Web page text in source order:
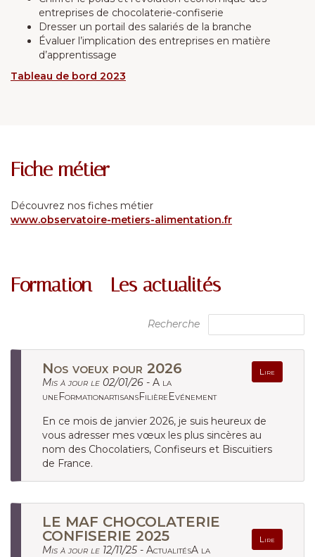
entreprises de chocolaterie-confiserie
Dresser un portail des salariés de la branche
Évaluer l’implication des entreprises en matière
d’apprentissage
Tableau de bord 2023
Fiche métier
Découvrez nos fiches métier
www.observatoire-metiers-alimentation.fr
Formation - Les actualités
Recherche
Nos voeux pour 2026 Lire
Mis à jour le 02/01/26 - A la
uneFormationartisansFilièreEvénement
En ce mois de janvier 2026, je suis heureux de
vous adresser mes vœux les plus sincères au
nom des Chocolatiers, Confiseurs et Biscuitiers
de France.
LE MAF CHOCOLATERIE
CONFISERIE 2025
Lire
Mis à jour le 12/11/25 - ActualitésA la